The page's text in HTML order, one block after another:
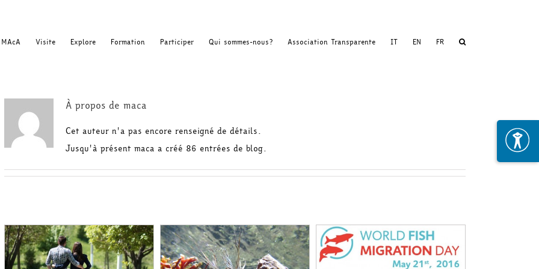
MAcA Visite Explore Formation Participer Qui sommes-nous? Association Transparente IT EN FR
À propos de maca
Cet auteur n'a pas encore renseigné de détails.
Jusqu'à présent maca a créé 86 entrées de blog.
Il MAcA al World Fish